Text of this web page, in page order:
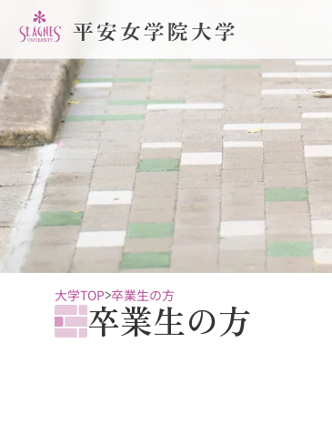
大学TOP 卒業生の方
卒業生の方